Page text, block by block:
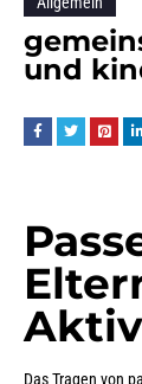
und
Das Tragen von